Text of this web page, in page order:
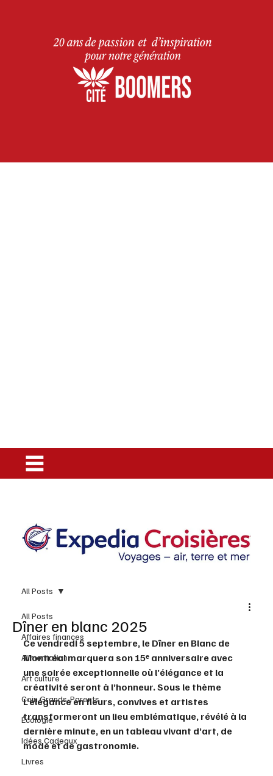
All Posts
Affaires finances
Alimentation
Art culture
Coin Grands-Parents
Écologie
Idées Cadeaux
Livres
All Posts
Dîner en blanc 2025
Ce vendredi 5 septembre, le Dîner en Blanc de
Montréal marquera son 15ᵉ anniversaire avec
une soirée exceptionnelle où l’élégance et la
créativité seront à l’honneur. Sous le thème
L’élégance en fleurs, convives et artistes
transformeront un lieu emblématique, révélé à la
dernière minute, en un tableau vivant d’art, de
mode et de gastronomie.